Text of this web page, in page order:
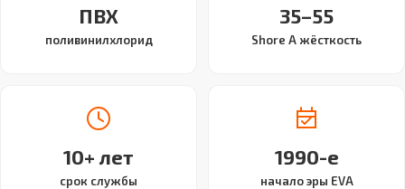
ПВХ
поливинилхлорид
35–55
Shore A жёсткость
10+ лет
срок службы
1990-е
начало эры EVA